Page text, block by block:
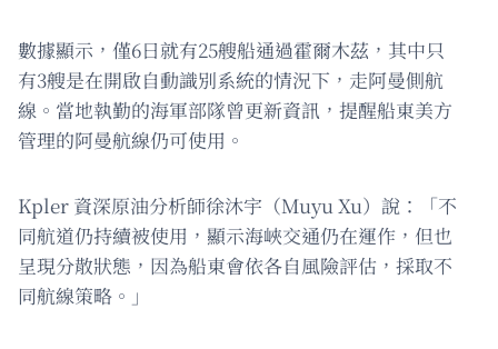
數據顯示，僅6日就有25艘船通過霍爾木茲，其中只
有3艘是在開啟自動識別系統的情況下，走阿曼側航
線。當地執勤的海軍部隊曾更新資訊，提醒船東美方
管理的阿曼航線仍可使用。
Kpler 資深原油分析師徐沐宇（Muyu Xu）說：「不
同航道仍持續被使用，顯示海峽交通仍在運作，但也
呈現分散狀態，因為船東會依各自風險評估，採取不
同航線策略。」